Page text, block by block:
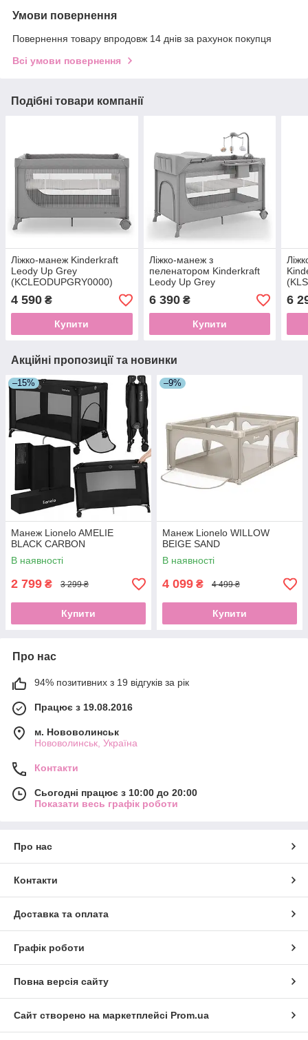
Умови повернення
Повернення товару впродовж 14 днів за рахунок покупця
Всі умови повернення
Подібні товари компанії
Ліжко-манеж Kinderkraft
Leody Up Grey
(KCLEODUPGRY0000)
4 590 ₴
Купити
Ліжко-манеж з
пеленатором Kinderkraft
Leody Up Grey
(KCLEODUPGRY00AC)
6 390₴
Купити
6
Акційні пропозиції та новинки
–15%
Манеж Lionelo AMELIE
BLACK CARBON
В наявності
2 799 ₴ 3 299 ₴
Купити
–9%
Манеж Lionelo WILLOW
BEIGE SAND
В наявності
4 099 ₴ 4 499 ₴
Купити
Про нас
94% позитивних з 19 відгуків за рік
Працює з 19.08.2016
м. Нововолинськ
Нововолинськ, Україна
Контакти
Сьогодні працює з 10:00 до 20:00
Показати весь графік роботи
Про нас
Контакти
Доставка та оплата
Графік роботи
Повна версія сайту
Сайт створено на маркетплейсі Prom.ua